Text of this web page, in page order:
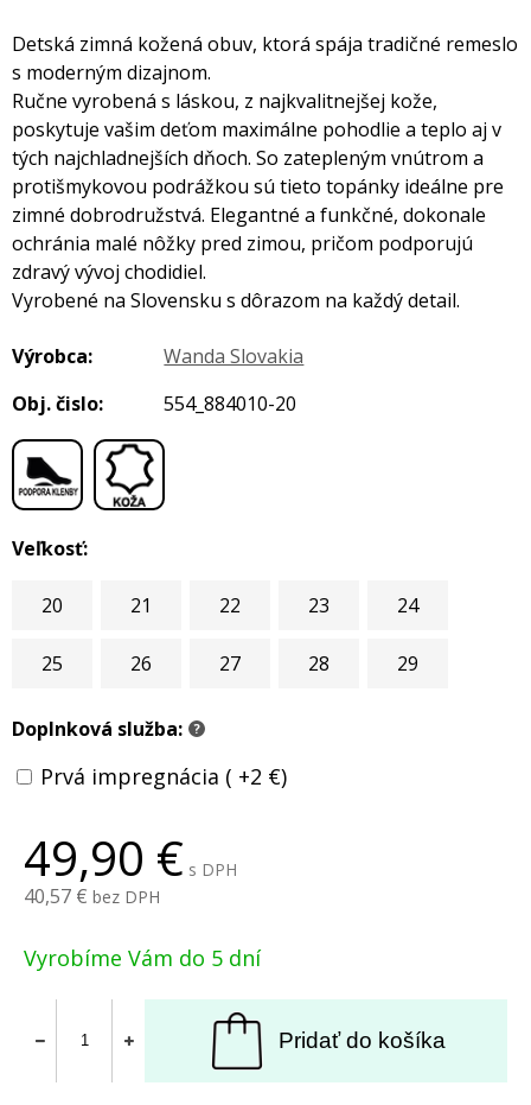
49,90 s DPH
40,57 bez DPH
Vyrobíme Vám do 5 dní
Pridať do košíka
Detská zimná kožená obuv, ktorá spája tradičné remeslo
s moderným dizajnom.
Ručne vyrobená s láskou, z najkvalitnejšej kože,
poskytuje vašim deťom maximálne pohodlie a teplo aj v
tých najchladnejších dňoch. So zatepleným vnútrom a
protišmykovou podrážkou sú tieto topánky ideálne pre
zimné dobrodružstvá. Elegantné a funkčné, dokonale
ochránia malé nôžky pred zimou, pričom podporujú
zdravý vývoj chodidiel.
Vyrobené na Slovensku s dôrazom na každý detail.
Výrobca:
Wanda Slovakia
Obj. čislo:
554_884010-20
Veľkosť:
20 21 22 23 24
25 26 27 28 29
Doplnková služba: ?
Prvá impregnácia ( +2 €)